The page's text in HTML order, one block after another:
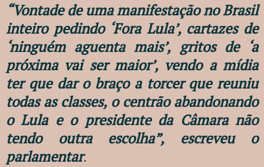
“Vontade de uma manifestação no Brasil
inteiro pedindo ‘Fora Lula’, cartazes de
‘ninguém aguenta mais’, gritos de ‘a
próxima vai ser maior’, vendo a mídia
ter que dar o braço a torcer que reuniu
todas as classes, o centrão abandonando
o Lula e o presidente da Câmara não
tendo outra escolha”, escreveu o
parlamentar.